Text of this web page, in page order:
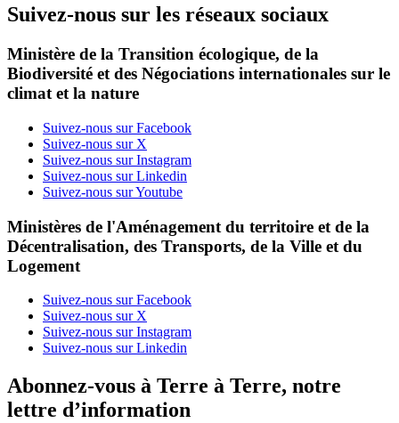
Suivez-nous sur les réseaux sociaux
Ministère de la Transition écologique, de la
Biodiversité et des Négociations internationales sur le
climat et la nature
Suivez-nous sur Facebook
Suivez-nous sur X
Suivez-nous sur Instagram
Suivez-nous sur Linkedin
Suivez-nous sur Youtube
Ministères de l'Aménagement du territoire et de la
Décentralisation, des Transports, de la Ville et du
Logement
Suivez-nous sur Facebook
Suivez-nous sur X
Suivez-nous sur Instagram
Suivez-nous sur Linkedin
Abonnez-vous à Terre à Terre, notre
lettre d’information